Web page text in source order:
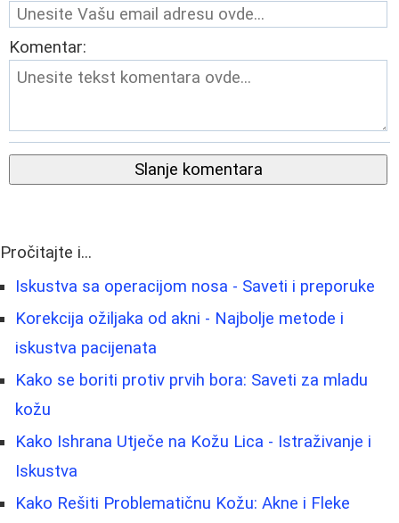
Komentar:
Slanje komentara
Pročitajte i...
Iskustva sa operacijom nosa - Saveti i preporuke
Korekcija ožiljaka od akni - Najbolje metode i
iskustva pacijenata
Kako se boriti protiv prvih bora: Saveti za mladu
kožu
Kako Ishrana Utječe na Kožu Lica - Istraživanje i
Iskustva
Kako Rešiti Problematičnu Kožu: Akne i Fleke